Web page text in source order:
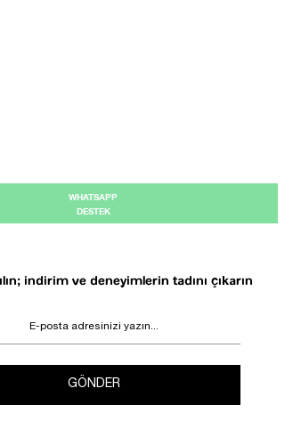
WHATSAPP
DESTEK
indirim ve deneyimlerin tadını çıkarın
GÖNDER